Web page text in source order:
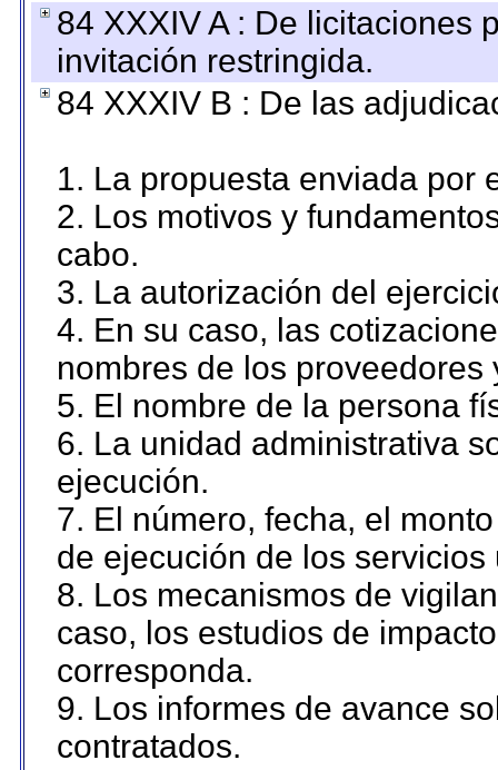
84 XXXIV A : De licitaciones
invitación restringida.
84 XXXIV B : De las
1. La propuesta enviada por
2. Los motivos y
cabo.
3. La autorización del
4. En su caso, las
nombres de los proveedores
5. El nombre de la persona
6. La unidad administrativa
ejecución.
7. El número, fecha, el
de ejecución de los servicios
8. Los mecanismos de
caso, los estudios de
corresponda.
9. Los informes de avance
contratados.